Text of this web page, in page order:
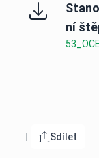
ní
Otevřít
Sdílet